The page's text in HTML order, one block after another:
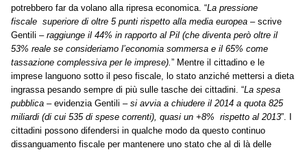
potrebbero far da volano alla ripresa economica. “La pressione
fiscale superiore di oltre 5 punti rispetto alla media europea – scrive
Gentili – raggiunge il 44% in rapporto al Pil (che diventa però oltre il
53% reale se consideriamo l’economia sommersa e il 65% come
tassazione complessiva per le imprese).” Mentre il cittadino e le
imprese languono sotto il peso fiscale, lo stato anziché mettersi a dieta
ingrassa pesando sempre di più sulle tasche dei cittadini. “La spesa
pubblica – evidenzia Gentili – si avvia a chiudere il 2014 a quota 825
miliardi (di cui 535 di spese correnti), quasi un +8% rispetto al 2013”. I
cittadini possono difendersi in qualche modo da questo continuo
dissanguamento fiscale per mantenere uno stato che al di là delle